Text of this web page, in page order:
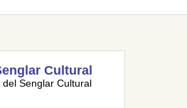
Cultural
Senglar Cultural